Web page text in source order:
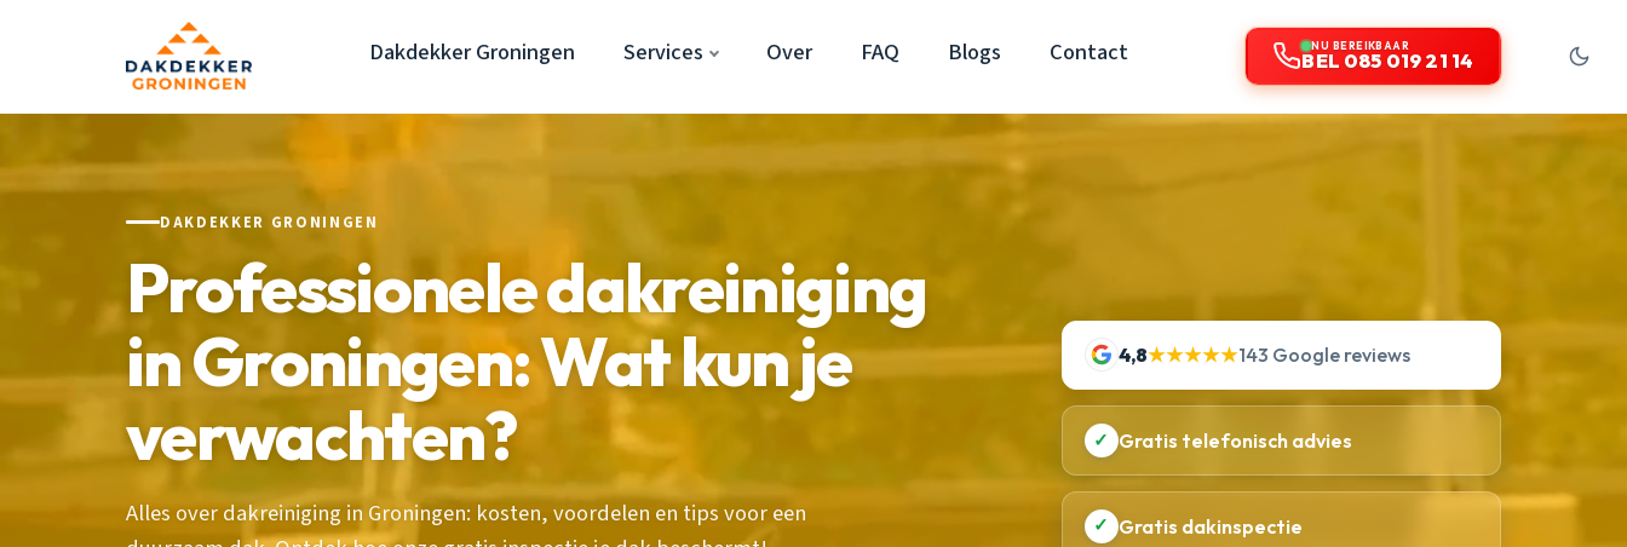
Dakdekker Groningen Services Over FAQ Blogs Contact NU BEREIKBAAR
BEL 085 019 21 14
DAKDEKKER GRONINGEN
Professionele dakreiniging
in Groningen: Wat kun je
verwachten?
Alles over dakreiniging in Groningen: kosten, voordelen en tips voor een
4,8★★★★★143 Google reviews
✓ Gratis telefonisch advies
✓ Gratis dakinspectie